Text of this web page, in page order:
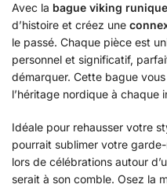
Avec la bague viking runique
d’histoire et créez une
le passé. Chaque pièce est
personnel et significatif,
démarquer. Cette bague
l’héritage nordique à chaque
Idéale pour rehausser votre
pourrait sublimer votre
lors de célébrations autour
serait à son comble. Osez la